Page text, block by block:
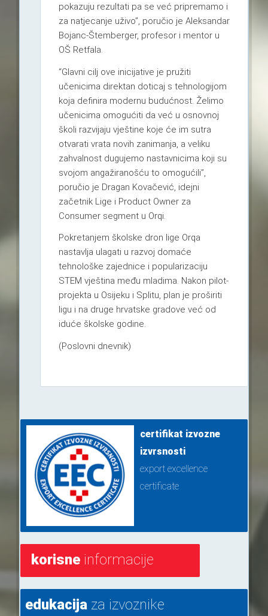
pokazuju rezultati pa se već pripremamo i
za natjecanje uživo”, poručio je Aleksandar
Bojanc-Štemberger, profesor i mentor u
OŠ Retfala.
“Glavni cilj ove inicijative je pružiti
učenicima direktan doticaj s tehnologijom
koja definira modernu budućnost. Želimo
učenicima omogućiti da već u osnovnoj
školi razvijaju vještine koje će im sutra
otvarati vrata novih zanimanja, a veliku
zahvalnost dugujemo nastavnicima koji su
svojom angažiranošću to omogućili”,
poručio je Dragan Kovačević, idejni
začetnik Lige i Product Owner za
Consumer segment u Orqi.
Pokretanjem školske dron lige Orqa
nastavlja ulagati u razvoj domaće
tehnološke zajednice i popularizaciju
STEM vještina među mladima. Nakon pilot-
projekta u Osijeku i Splitu, plan je proširiti
ligu i na druge hrvatske gradove već od
iduće školske godine.
(Poslovni dnevnik)
certifikat izvozne
izvrsnosti
export excellence
certificate
korisneinformacije
edukacijaza izvoznike